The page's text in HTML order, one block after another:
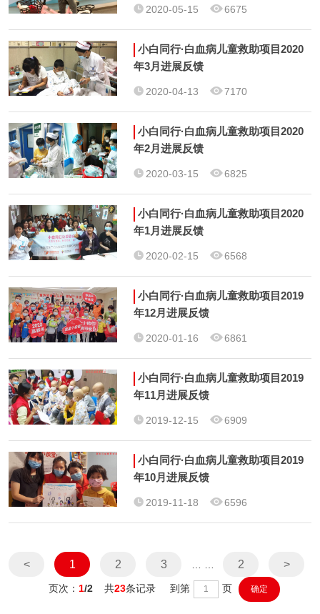
2020-05-15 6675
小白同行·白血病儿童救助项目2020
年3月进展反馈
2020-04-13 7170
小白同行·白血病儿童救助项目2020
年2月进展反馈
2020-03-15 6825
小白同行·白血病儿童救助项目2020
年1月进展反馈
2020-02-15 6568
小白同行·白血病儿童救助项目2019
年12月进展反馈
2020-01-16 6861
小白同行·白血病儿童救助项目2019
年11月进展反馈
2019-12-15 6909
小白同行·白血病儿童救助项目2019
年10月进展反馈
2019-11-18 6596
< 1 2 3 2 >
页次： 1/2 共23条记录 到第 页